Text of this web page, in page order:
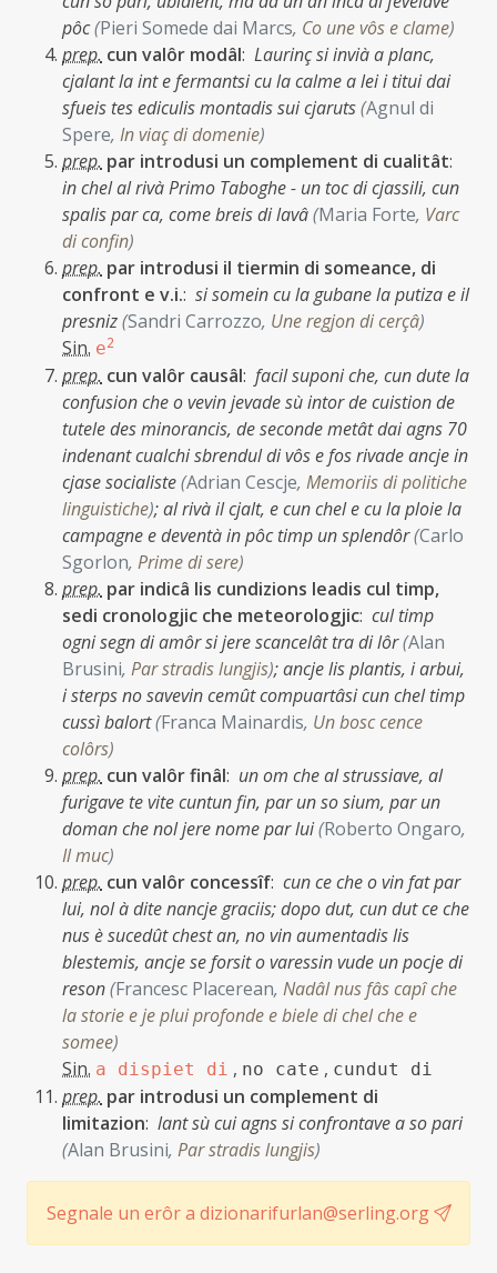
pôc(Pieri Somede dai Marcs, Co une vôs e clame)
prep. cun valôr modâl: Laurinç si invià a planc,
cjalant la int e fermantsi cu la calme a lei i titui dai
sfueis tes ediculis montadis sui cjaruts(Agnul di
Spere, In viaç di domenie)
prep. par introdusi un complement di cualitât:
in chel al rivà Primo Taboghe - un toc di cjassili, cun
spalis par ca, come breis di lavâ(Maria Forte, Varc
di confin)
prep. par introdusi il tiermin di someance, di
confront e v.i.: si somein cu la gubane la putiza e il
presniz(Sandri Carrozzo, Une regjon di cerçâ)
Sin. e2
prep. cun valôr causâl: facil suponi che, cun dute la
confusion che o vevin jevade sù intor de cuistion de
tutele des minorancis, de seconde metât dai agns 70
indenant cualchi sbrendul di vôs e fos rivade ancje in
cjase socialiste(Adrian Cescje, Memoriis di politiche
linguistiche);al rivà il cjalt, e cun chel e cu la ploie la
campagne e deventà in pôc timp un splendôr(Carlo
Sgorlon, Prime di sere)
prep. par indicâ lis cundizions leadis cul timp,
sedi cronologjic che meteorologjic: cul timp
ogni segn di amôr si jere scancelât tra di lôr(Alan
Brusini, Par stradis lungjis);ancje lis plantis, i arbui,
i sterps no savevin cemût compuartâsi cun chel timp
cussì balort(Franca Mainardis, Un bosc cence
colôrs)
prep. cun valôr finâl: un om che al strussiave, al
furigave te vite cuntun fin, par un so sium, par un
doman che nol jere nome par lui(Roberto Ongaro,
Il muc)
prep. cun valôr concessîf: cun ce che o vin fat par
lui, nol à dite nancje graciis;dopo dut, cun dut ce che
nus è sucedût chest an, no vin aumentadis lis
blestemis, ancje se forsit o varessin vude un pocje di
reson(Francesc Placerean, Nadâl nus fâs capî che
la storie e je plui profonde e biele di chel che e
somee)
Sin. a dispiet di , no cate , cundut di
prep. par introdusi un complement di
limitazion: lant sù cui agns si confrontave a so pari
(Alan Brusini, Par stradis lungjis)
Segnale un erôr a dizionarifurlan@serling.org